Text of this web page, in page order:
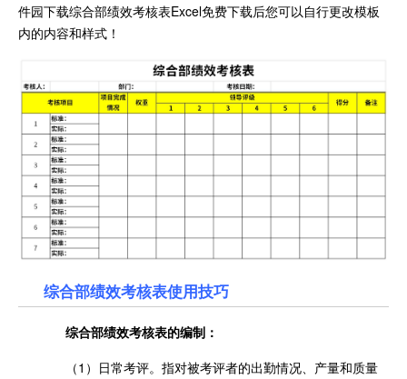
件园下载综合部绩效考核表Excel免费下载后您可以自行更改模板
内的内容和样式！
综合部绩效考核表使用技巧
综合部绩效考核表的编制：
（1）日常考评。指对被考评者的出勤情况、产量和质量